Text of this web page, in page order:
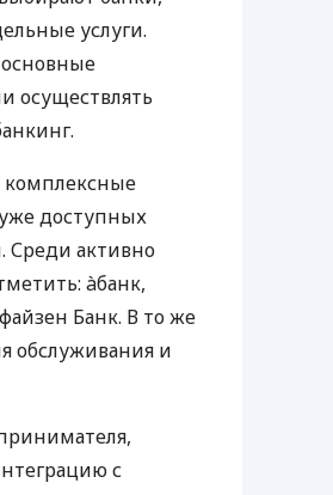
услуги.
осуществлять
комплексные
доступных
активно
àбанк,
Банк. В то же
обслуживания и
с